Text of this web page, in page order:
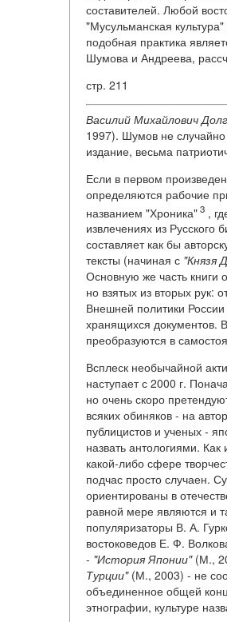
составителей. Любой
"Мусульманская
подобная практика
Шумова и Андреева,
стр. 211
Василий Михайлович
1997). Шумов не
издание, весьма
Если в первом
определяются рабочие
названием "Хроника"3 ,
извлечениях из Русского
составляет как бы
тексты (начиная с "Князя
Основную же часть книги
но взятых из вторых
Внешней политики
хранящихся документов.
преобразуются в
Всплеск необычайной
наступает с 2000 г.
но очень скоро
всяких обиняков - на
публицистов и ученых -
назвать антологиями.
какой-либо сфере
подчас просто случаен.
ориентированы в
равной мере являются и
популяризаторы В. А.
востоковедов Е. Ф.
- "История Японии"(М.,
Турции"(М., 2003) - не
объединенное общей
этнографии, культуре